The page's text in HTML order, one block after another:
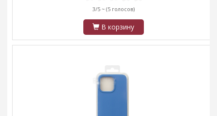
3/5 ~ (5 голосов)
В корзину